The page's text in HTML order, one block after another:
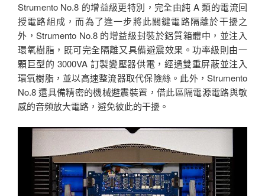
Strumento No.8 的增益級更特別，完全由純 A 類的電流回
授電路組成，而為了進一步將此關鍵電路隔離於干擾之
外，Strumento No.8 的增益級封裝於鋁質箱體中，並注入
環氧樹脂，既可完全隔離又具備避震效果。功率級則由一
顆巨型的 3000VA 訂製變壓器供電，經過雙重屏蔽並注入
環氧樹脂，並以高速整流器取代保險絲。此外，Strumento
No.8 還具備精密的機械避震裝置，借此區隔電源電路與敏
感的音頻放大電路，避免彼此的干擾。